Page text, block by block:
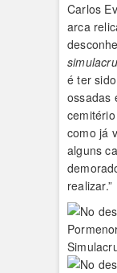
Carlos
arca
é ter
ossadas
como já
alguns
realizar.”